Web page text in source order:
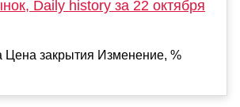
Daily history за 22 октября
Цена закрытия Изменение, %